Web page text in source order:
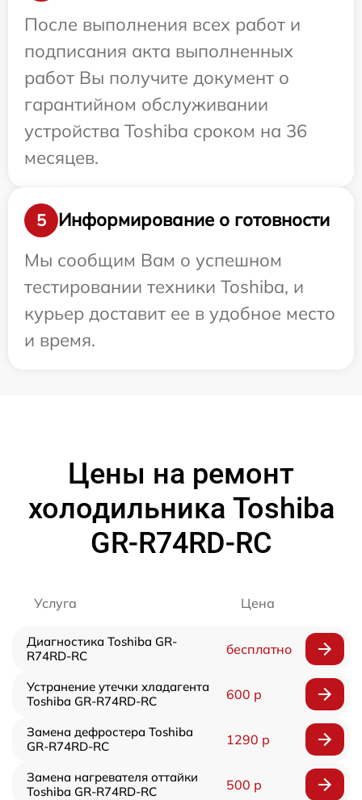
После выполнения всех работ и
подписания акта выполненных
работ Вы получите документ о
гарантийном обслуживании
устройства Toshiba сроком на 36
месяцев.
5
Информирование о готовности
Мы сообщим Вам о успешном
тестировании техники Toshiba, и
курьер доставит ее в удобное место
и время.
Цены на ремонт
холодильника Toshiba
GR-R74RD-RC
Услуга Цена
Диагностика Toshiba GR-
R74RD-RC
бесплатно
Устранение утечки хладагента
Toshiba GR-R74RD-RC
600 р
Замена дефростера Toshiba
GR-R74RD-RC
1290 р
Замена нагревателя оттайки
Toshiba GR-R74RD-RC
500 р